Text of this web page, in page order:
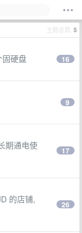
主题总数 5
固硬盘 16
9
期通电使
17
的店铺,
26